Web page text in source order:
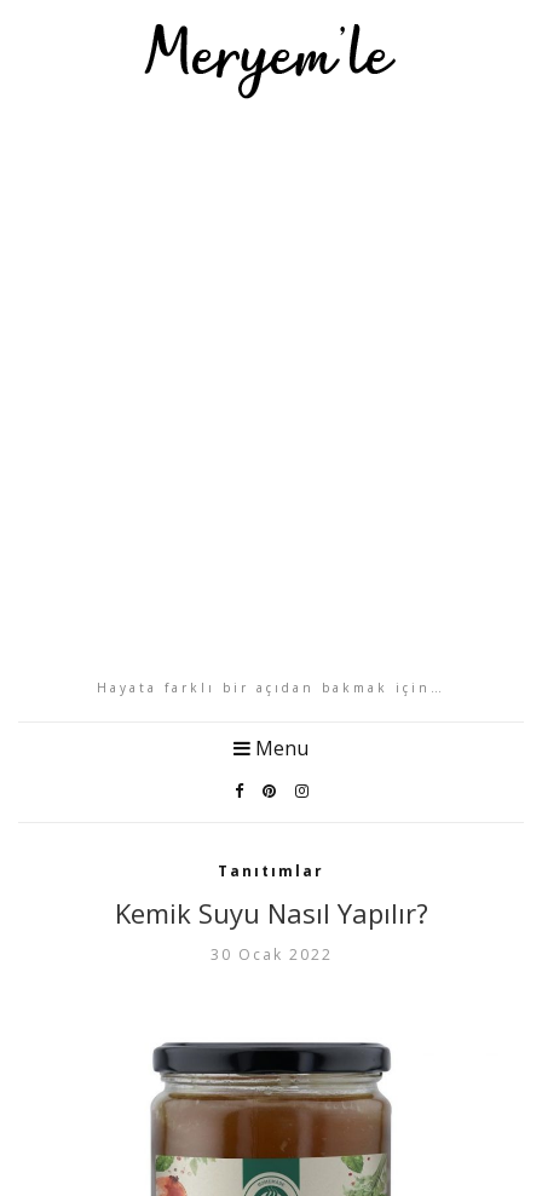
Hayata farklı bir açıdan bakmak için…
Menu
Tanıtımlar
Kemik Suyu Nasıl Yapılır?
30 Ocak 2022